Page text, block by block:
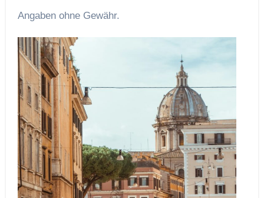
Angaben ohne Gewähr.